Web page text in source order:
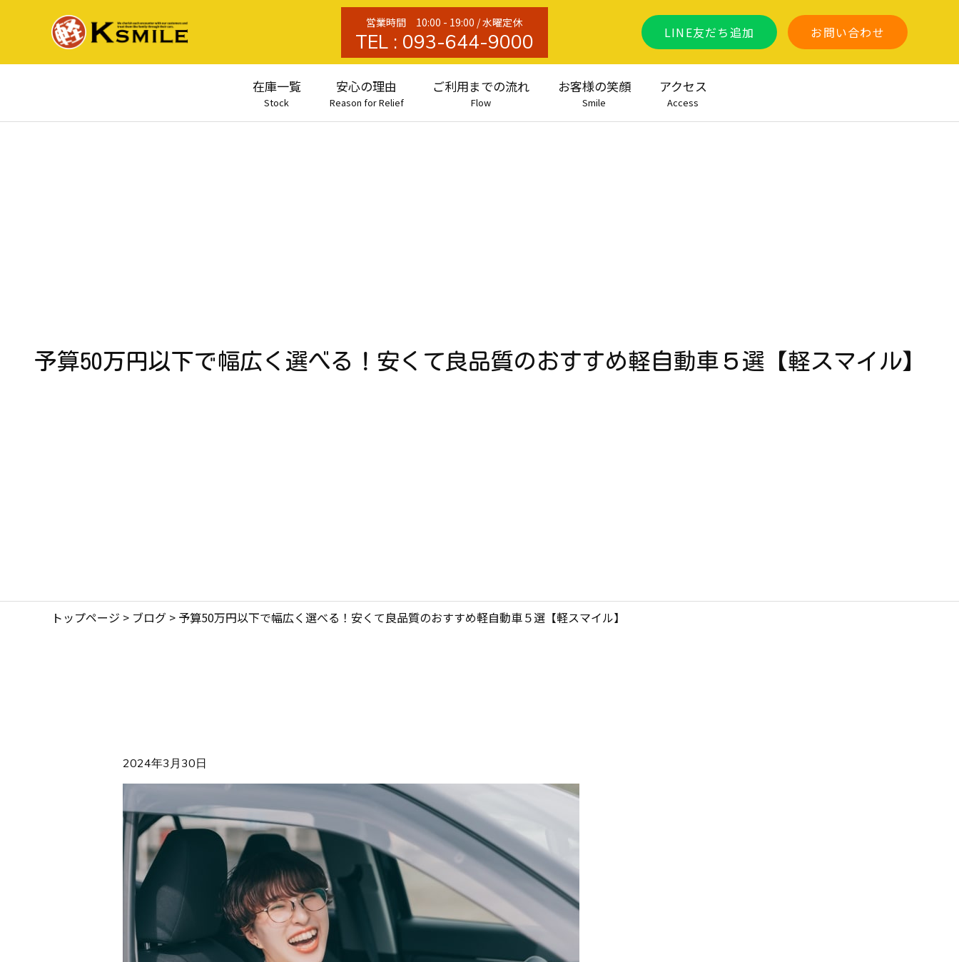
営業時間 10:00 - 19:00 / 水曜定休
TEL : 093-644-9000 LINE友だち追加 お問い合わせ
在庫一覧
Stock
安心の理由
Reason for Relief
ご利用までの流れ
Flow
お客様の笑顔
Smile
アクセス
Access
予算50万円以下で幅広く選べる！安くて良品質のおすすめ軽自動車５選【軽スマイル】
トップページ > ブログ > 予算50万円以下で幅広く選べる！安くて良品質のおすすめ軽自動車５選【軽スマイル】
2024年3月30日